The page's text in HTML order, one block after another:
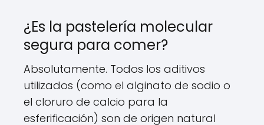
¿Es la pastelería molecular
segura para comer?
Absolutamente. Todos los aditivos
utilizados (como el alginato de sodio o
el cloruro de calcio para la
esferificación) son de origen natural